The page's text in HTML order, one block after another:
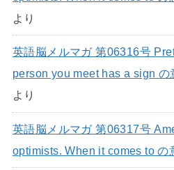
より
英語脳メルマガ 第06316号
person you meet has a sign の
より
英語脳メルマガ 第06317号
optimists. When it comes to の